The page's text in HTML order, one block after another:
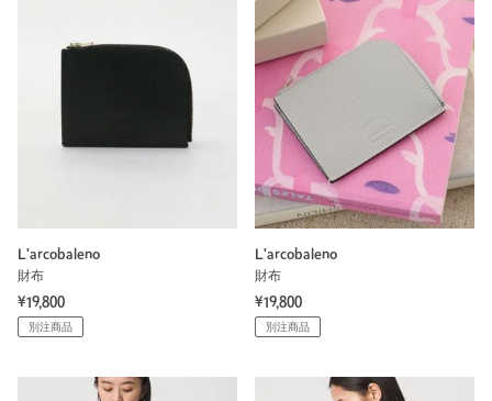
L'arcobaleno
財布
¥19,800
別注商品
L'arcobaleno
財布
¥19,800
別注商品